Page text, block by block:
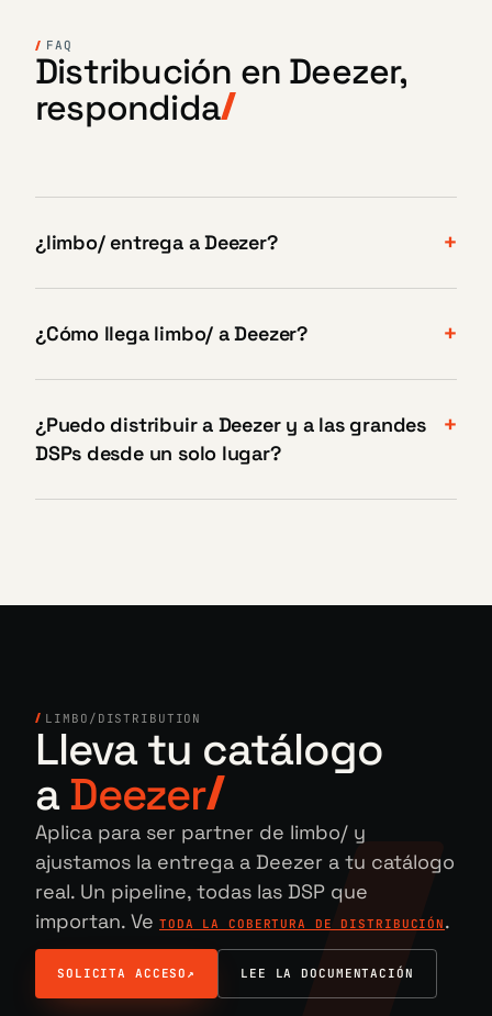
FAQ
Distribución en Deezer,
respondida
¿limbo/ entrega a Deezer?
¿Cómo llega limbo/ a Deezer?
¿Puedo distribuir a Deezer y a las grandes
DSPs desde un solo lugar?
LIMBO / DISTRIBUTION
Lleva tu catálogo
aDeezer
Aplica para ser partner de limbo/ y
ajustamos la entrega a Deezer a tu catálogo
real. Un pipeline, todas las DSP que
importan. Ve TODA LA COBERTURA DE DISTRIBUCIÓN .
SOLICITA ACCESO ↗ LEE LA DOCUMENTACIÓN